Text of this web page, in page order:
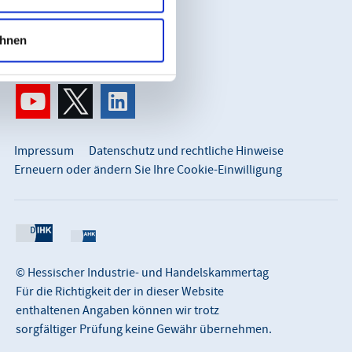
0611 360 115-0
© Hessischer Industrie- und Handelskammertag
Für die Richtigkeit der in dieser Website
enthaltenen Angaben können wir trotz
sorgfältiger Prüfung keine Gewähr übernehmen.
Impressum
Datenschutz und rechtliche Hinweise
Erneuern oder ändern Sie Ihre Cookie-Einwilligung